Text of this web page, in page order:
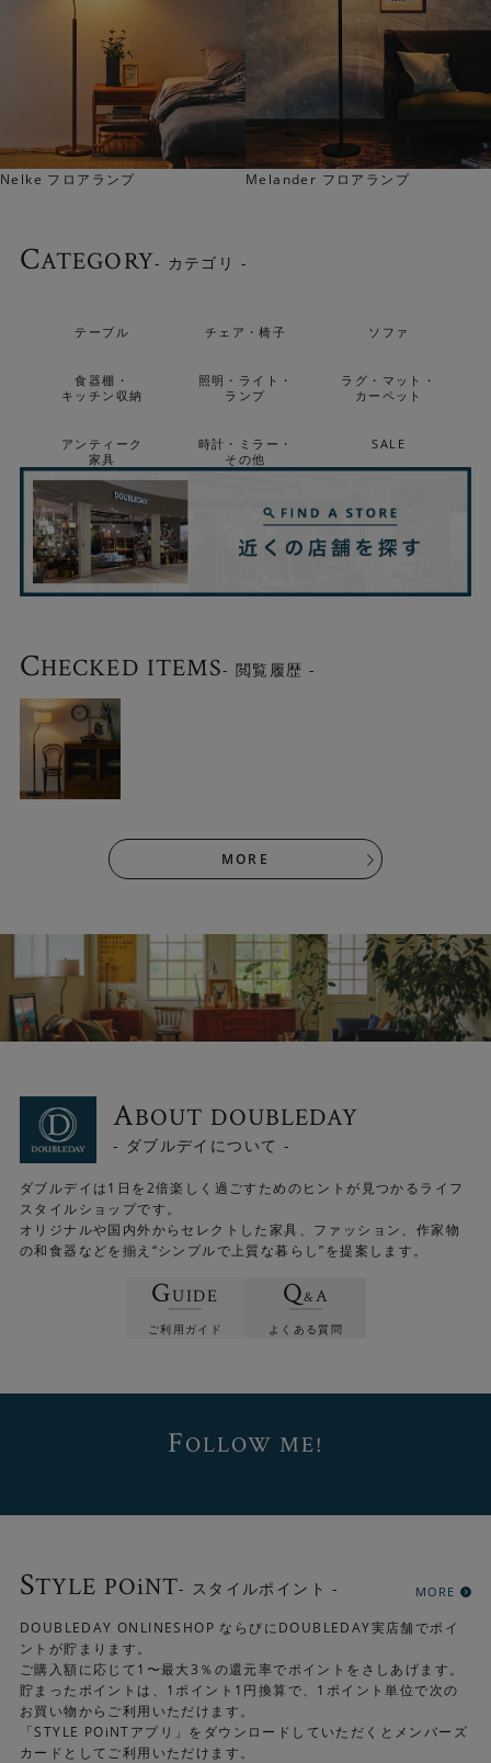
シェードの向きが変えられます
は外側に向けて、 読書灯にするときは回転させて、など使
細部までこだわったデザイン
アームには真鍮パーツが使われています。シェードの下か
してくれています。
アームにこだわった分、ベースはスチールでシンプルにま
とめています。
電源のON/OFFは便利なフットスイッチ。
Nelke フロアランプ Melander フロアランプ
CATEGORY- カテゴリ -
テーブル チェア・椅子 ソファ
食器棚・
キッチン収納
照明・ライト・
ランプ
ラグ・マット・
カーペット
アンティーク
家具
時計・ミラー・
その他
SALE
CHECKED ITEMS- 閲覧履歴 -
MORE
ABOUT DOUBLEDAY
- ダブルデイについて -
ダブルデイは1日を2倍楽しく過ごすためのヒントが見つかるライフ
スタイルショップです。
オリジナルや国内外からセレクトした家具、ファッション、作家物
の和食器などを揃え“シンプルで上質な暮らし”を提案します。
GUIDE
ご利用ガイド
Q&A
よくある質問
FOLLOW ME!
STYLE POiNT- スタイルポイント - MORE
DOUBLEDAY ONLINESHOP ならびにDOUBLEDAY実店舗でポイ
ントが貯まります。
ご購入額に応じて1〜最大3％の還元率でポイントをさしあげます。
貯まったポイントは、1ポイント1円換算で、1ポイント単位で次の
お買い物からご利用いただけます。
「STYLE POiNTアプリ」をダウンロードしていただくとメンバーズ
カードとしてご利用いただけます。